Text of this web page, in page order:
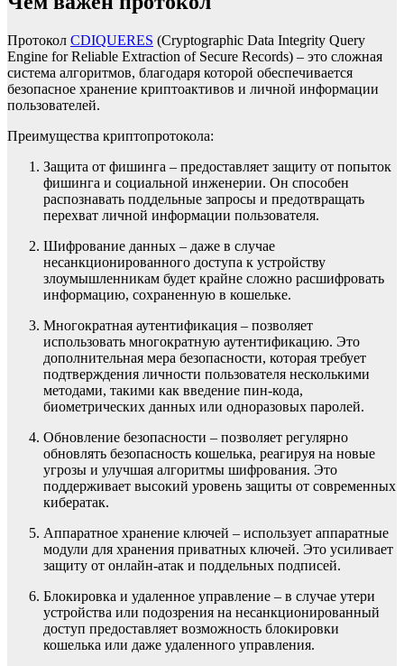
Протокол CDIQUERES (Cryptographic Data Integrity Query
Engine for Reliable Extraction of Secure Records) – это сложная
система алгоритмов, благодаря которой обеспечивается
безопасное хранение криптоактивов и личной информации
пользователей.
Преимущества криптопротокола:
Защита от фишинга – предоставляет защиту от попыток
фишинга и социальной инженерии. Он способен
распознавать поддельные запросы и предотвращать
перехват личной информации пользователя.
Шифрование данных – даже в случае
несанкционированного доступа к устройству
злоумышленникам будет крайне сложно расшифровать
информацию, сохраненную в кошельке.
Многократная аутентификация – позволяет
использовать многократную аутентификацию. Это
дополнительная мера безопасности, которая требует
подтверждения личности пользователя несколькими
методами, такими как введение пин-кода,
биометрических данных или одноразовых паролей.
Обновление безопасности – позволяет регулярно
обновлять безопасность кошелька, реагируя на новые
угрозы и улучшая алгоритмы шифрования. Это
поддерживает высокий уровень защиты от современных
кибератак.
Аппаратное хранение ключей – использует аппаратные
модули для хранения приватных ключей. Это усиливает
защиту от онлайн-атак и поддельных подписей.
Блокировка и удаленное управление – в случае утери
устройства или подозрения на несанкционированный
доступ предоставляет возможность блокировки
кошелька или даже удаленного управления.